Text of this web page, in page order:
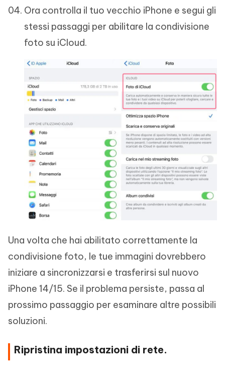
Ora controlla il tuo vecchio iPhone e segui gli
stessi passaggi per abilitare la condivisione
foto su iCloud.
Una volta che hai abilitato correttamente la
condivisione foto, le tue immagini dovrebbero
iniziare a sincronizzarsi e trasferirsi sul nuovo
iPhone 14/15. Se il problema persiste, passa al
prossimo passaggio per esaminare altre possibili
soluzioni.
Ripristina impostazioni di rete.